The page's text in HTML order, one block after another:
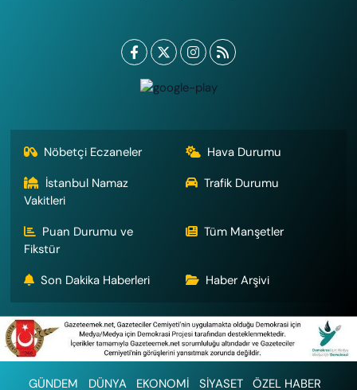
Nöbetçi Eczaneler
Hava Durumu
İstanbul Namaz
Vakitleri
Trafik Durumu
Puan Durumu ve
Fikstür
Tüm Manşetler
Son Dakika Haberleri Haber Arşivi
GÜNDEM DÜNYA EKONOMİ SİYASET ÖZEL HABER